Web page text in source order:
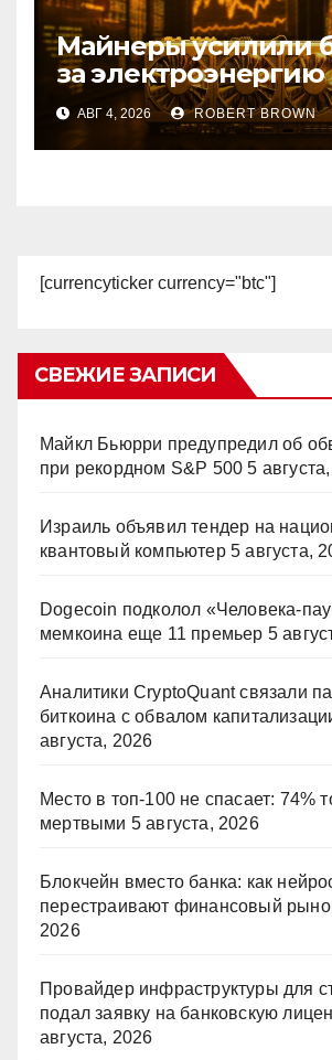
Майнеры усилили
за электроэнергию
АВГ 4, 2026 ROBERT BROWN
[currencyticker currency="btc"]
СВЕЖИЕ ЗАПИСИ
Майкл Бьюрри предупредил об
при рекордном S&P 500 5
Израиль объявил тендер на
квантовый компьютер 5 августа,
Dogecoin подколол «Человека-
мемкоина еще 11 премьер 5
Аналитики CryptoQuant связали
биткоина с обвалом
августа, 2026
Место в топ-100 не спасает: 74%
мертвыми 5 августа, 2026
Блокчейн вместо банка: как
перестраивают финансовый
2026
Провайдер инфраструктуры для
подал заявку на банковскую
августа, 2026